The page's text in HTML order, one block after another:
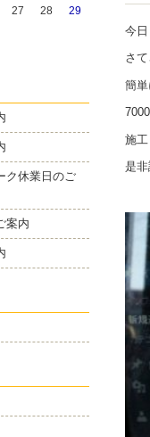
今
さ
簡
施
是
27 28
29
ク休業日のご
案内